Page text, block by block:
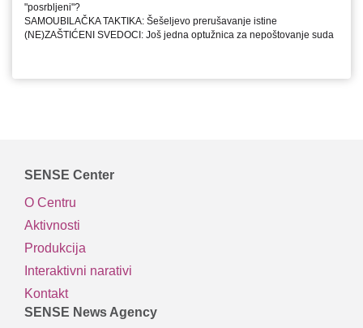
"posrbljeni"?
SAMOUBILAČKA TAKTIKA: Šešeljevo prerušavanje istine
(NE)ZAŠTIĆENI SVEDOCI: Još jedna optužnica za nepoštovanje suda
SENSE Center
O Centru
Aktivnosti
Produkcija
Interaktivni narativi
Kontakt
SENSE News Agency